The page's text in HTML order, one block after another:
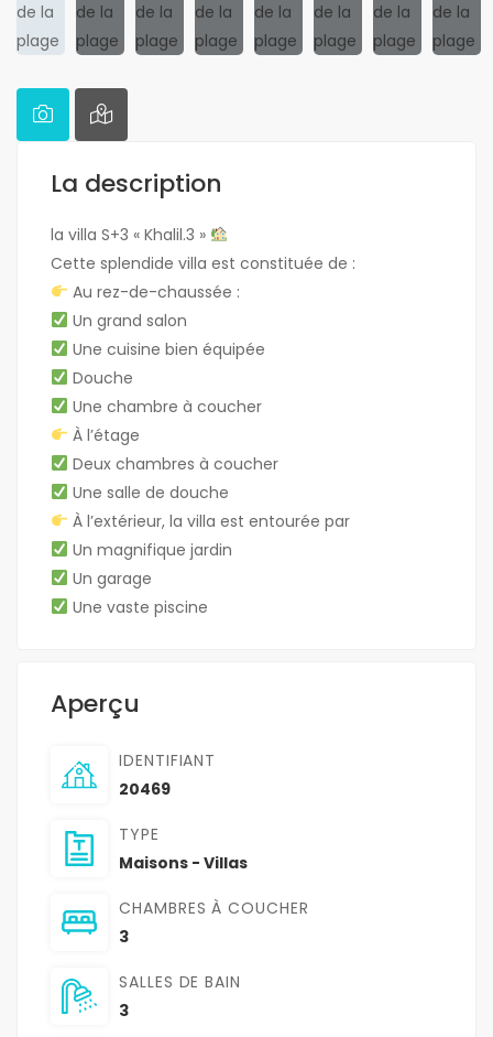
La description
la villa S+3 « Khalil.3 »
Cette splendide villa est constituée de :
Au rez-de-chaussée :
Un grand salon
Une cuisine bien équipée
Douche
Une chambre à coucher
À l’étage
Deux chambres à coucher
Une salle de douche
À l’extérieur, la villa est entourée par
Un magnifique jardin
Un garage
Une vaste piscine
Aperçu
IDENTIFIANT
20469
TYPE
Maisons - Villas
CHAMBRES À COUCHER
3
SALLES DE BAIN
3